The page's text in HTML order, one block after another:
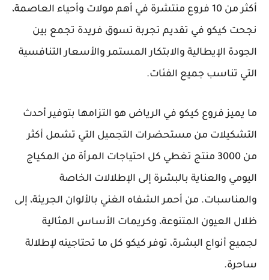
أكثر من 10 فروع منتشرة في أهم مولات وأحياء العاصمة،
نجحت كيكو في تقديم تجربة تسوق فريدة تجمع بين
الجودة الإيطالية والابتكار المستمر والأسعار التنافسية
التي تناسب جميع الفئات.
ما يميز فروع كيكو في الرياض هو التزامها بتوفير أحدث
التشكيلات من مستحضرات التجميل التي تشمل أكثر
من 3000 منتج تغطي كل احتياجات المرأة من المكياج
اليومي والعناية بالبشرة إلى الإطلالات الخاصة
والمناسبات. من أحمر الشفاه الغني بالألوان الجريئة، إلى
ظلال العيون المتنوعة، وكريمات الأساس المثالية
لجميع أنواع البشرة، توفر كيكو كل ما تحتاجينه لإطلالة
ساحرة.